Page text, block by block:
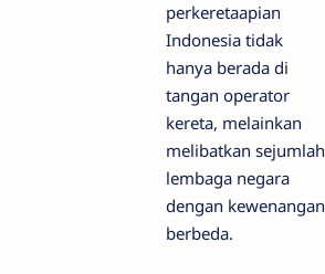
perkeretaapian
Indonesia tidak
hanya berada di
tangan operator
kereta, melainkan
melibatkan sejumlah
lembaga negara
dengan kewenangan
berbeda.